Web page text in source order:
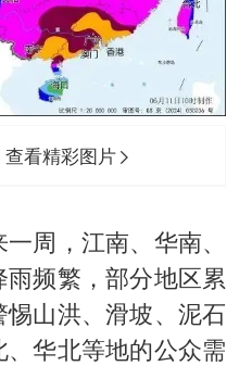
看精彩图片
周，江南、华南、
频繁，部分地区累
山洪、滑坡、泥石
华北等地的公众需